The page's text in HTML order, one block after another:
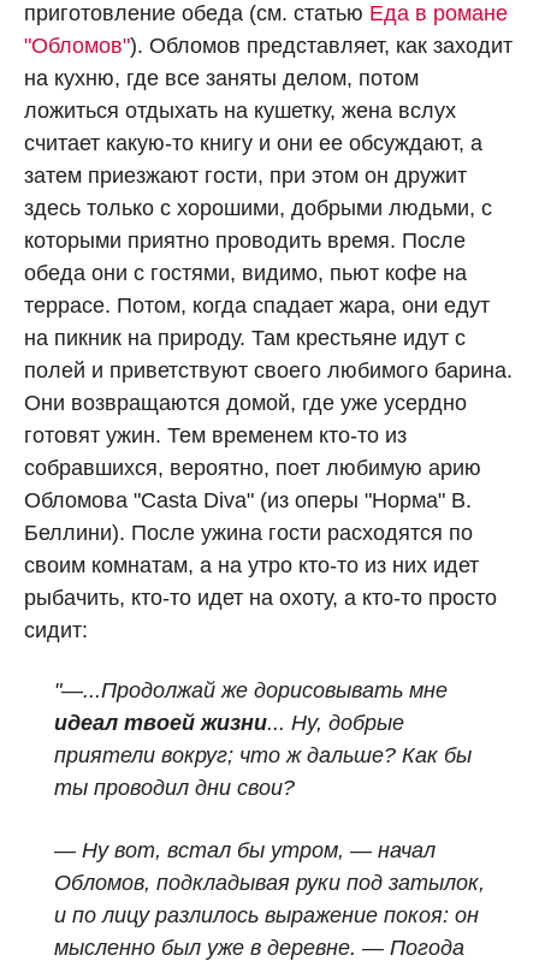
приготовление обеда (см. статью Еда в романе
"Обломов"). Обломов представляет, как заходит
на кухню, где все заняты делом, потом
ложиться отдыхать на кушетку, жена вслух
считает какую-то книгу и они ее обсуждают, а
затем приезжают гости, при этом он дружит
здесь только с хорошими, добрыми людьми, с
которыми приятно проводить время. После
обеда они с гостями, видимо, пьют кофе на
террасе. Потом, когда спадает жара, они едут
на пикник на природу. Там крестьяне идут с
полей и приветствуют своего любимого барина.
Они возвращаются домой, где уже усердно
готовят ужин. Тем временем кто-то из
собравшихся, вероятно, поет любимую арию
Обломова "Casta Diva" (из оперы "Норма" В.
Беллини). После ужина гости расходятся по
своим комнатам, а на утро кто-то из них идет
рыбачить, кто-то идет на охоту, а кто-то просто
сидит:
"—...Продолжай же дорисовывать мне
идеал твоей жизни... Ну, добрые
приятели вокруг; что ж дальше? Как бы
ты проводил дни свои?
— Ну вот, встал бы утром, — начал
Обломов, подкладывая руки под затылок,
и по лицу разлилось выражение покоя: он
мысленно был уже в деревне. — Погода